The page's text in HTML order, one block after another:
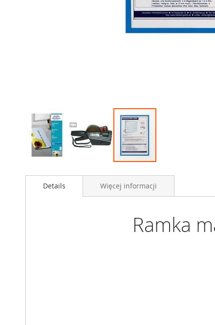
na
początekDetails
Ramka
Więcej informacji